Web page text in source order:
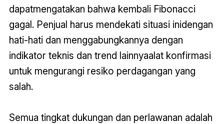
dapatmengatakan bahwa kembali Fibonacci
gagal. Penjual harus mendekati situasi inidengan
hati-hati dan menggabungkannya dengan
indikator teknis dan trend lainnyaalat konfirmasi
untuk mengurangi resiko perdagangan yang
salah.
Semua tingkat dukungan dan perlawanan adalah